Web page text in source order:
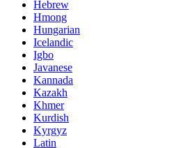
Hebrew
Hmong
Hungarian
Icelandic
Igbo
Javanese
Kannada
Kazakh
Khmer
Kurdish
Kyrgyz
Latin